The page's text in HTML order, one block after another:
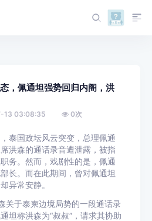
，佩通坦强势回归内阁，洪
13 03:08:35 0次
泰国政坛风云突变，总理佩通
洪森的通话录音遭泄露，被指
务。然而，戏剧性的是，佩通
长。而在此期间，曾对佩通坦
异常安静。
关于泰柬边境局势的一段通话录
坦称洪森为“叔叔”，请求其协助